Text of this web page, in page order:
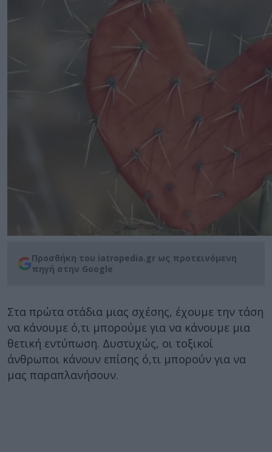
Προσθήκη του iatropedia.gr ως προτεινόμενη
πηγή στην Google
Στα πρώτα στάδια μιας σχέσης, έχουμε την τάση
να κάνουμε ό,τι μπορούμε για να κάνουμε μια
θετική εντύπωση. Δυστυχώς, οι τοξικοί
άνθρωποι κάνουν επίσης ό,τι μπορούν για να
μας παραπλανήσουν.